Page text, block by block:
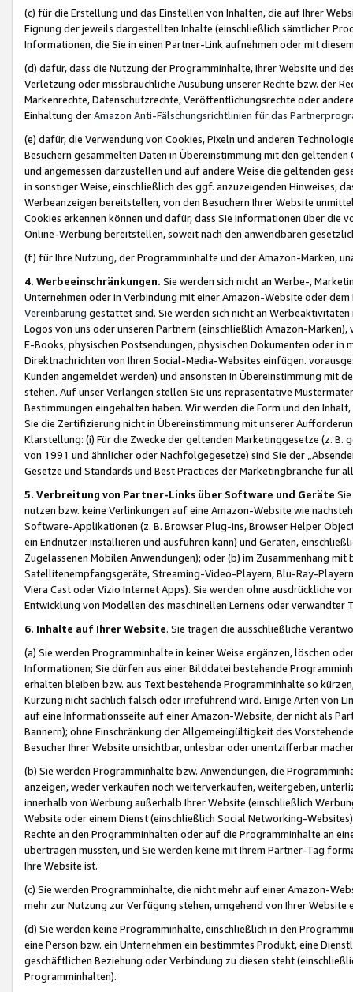
(c) für die Erstellung und das Einstellen von Inhalten, die auf Ihrer
Eignung der jeweils dargestellten Inhalte (einschließlich sämtlicher
Informationen, die Sie in einen Partner-Link aufnehmen oder mit
(d) dafür, dass die Nutzung der Programminhalte, Ihrer Website und
Verletzung oder missbräuchliche Ausübung unserer Rechte bzw. der
Markenrechte, Datenschutzrechte, Veröffentlichungsrechte oder
Einhaltung derAmazon Anti-Fälschungsrichtlinien für das
(e) dafür, die Verwendung von Cookies, Pixeln und anderen
Besuchern gesammelten Daten in Übereinstimmung mit den
und angemessen darzustellen und auf andere Weise die geltenden
in sonstiger Weise, einschließlich des ggf. anzuzeigenden Hinweises,
Werbeanzeigen bereitstellen, von den Besuchern Ihrer Website
Cookies erkennen können und dafür, dass Sie Informationen über die
Online-Werbung bereitstellen, soweit nach den anwendbaren
(f) für Ihre Nutzung, der Programminhalte und der Amazon-Marken,
4. Werbeeinschränkungen. Sie werden sich nicht an Werbe-,
Unternehmen oder in Verbindung mit einer Amazon-Website oder
Vereinbarung gestattet sind. Sie werden sich nicht an
Logos von uns oder unseren Partnern (einschließlich Amazon-
E-Books, physischen Postsendungen, physischen Dokumenten oder in
Direktnachrichten von Ihren Social-Media-Websites einfügen.
Kunden angemeldet werden) und ansonsten in Übereinstimmung mit
stehen. Auf unser Verlangen stellen Sie uns repräsentative
Bestimmungen eingehalten haben. Wir werden die Form und den
Sie die Zertifizierung nicht in Übereinstimmung mit unserer
Klarstellung: (i) Für die Zwecke der geltenden Marketinggesetze (z. B.
von 1991 und ähnlicher oder Nachfolgegesetze) sind Sie der
Gesetze und Standards und Best Practices der Marketingbranche für
5. Verbreitung von Partner-Links über Software und Geräte
nutzen bzw. keine Verlinkungen auf eine Amazon-Website wie
Software-Applikationen (z. B. Browser Plug-ins, Browser Helper
ein Endnutzer installieren und ausführen kann) und Geräten,
Zugelassenen Mobilen Anwendungen); oder (b) im Zusammenhang
Satellitenempfangsgeräte, Streaming-Video-Playern, Blu-Ray-
Viera Cast oder Vizio Internet Apps). Sie werden ohne ausdrückliche
Entwicklung von Modellen des maschinellen Lernens oder
6. Inhalte auf Ihrer Website. Sie tragen die ausschließliche
(a) Sie werden Programminhalte in keiner Weise ergänzen, löschen
Informationen; Sie dürfen aus einer Bilddatei bestehende
erhalten bleiben bzw. aus Text bestehende Programminhalte so
Kürzung nicht sachlich falsch oder irreführend wird. Einige Arten von
auf eine Informationsseite auf einer Amazon-Website, der nicht als
Bannern); ohne Einschränkung der Allgemeingültigkeit des
Besucher Ihrer Website unsichtbar, unlesbar oder unentzifferbar
(b) Sie werden Programminhalte bzw. Anwendungen, die
anzeigen, weder verkaufen noch weiterverkaufen, weitergeben,
innerhalb von Werbung außerhalb Ihrer Website (einschließlich
Website oder einem Dienst (einschließlich Social Networking-
Rechte an den Programminhalten oder auf die Programminhalte an
übertragen müssten, und Sie werden keine mit Ihrem Partner-Tag
Ihre Website ist.
(c) Sie werden Programminhalte, die nicht mehr auf einer Amazon-
mehr zur Nutzung zur Verfügung stehen, umgehend von Ihrer
(d) Sie werden keine Programminhalte, einschließlich in den
eine Person bzw. ein Unternehmen ein bestimmtes Produkt, eine
geschäftlichen Beziehung oder Verbindung zu diesen steht
Programminhalten).